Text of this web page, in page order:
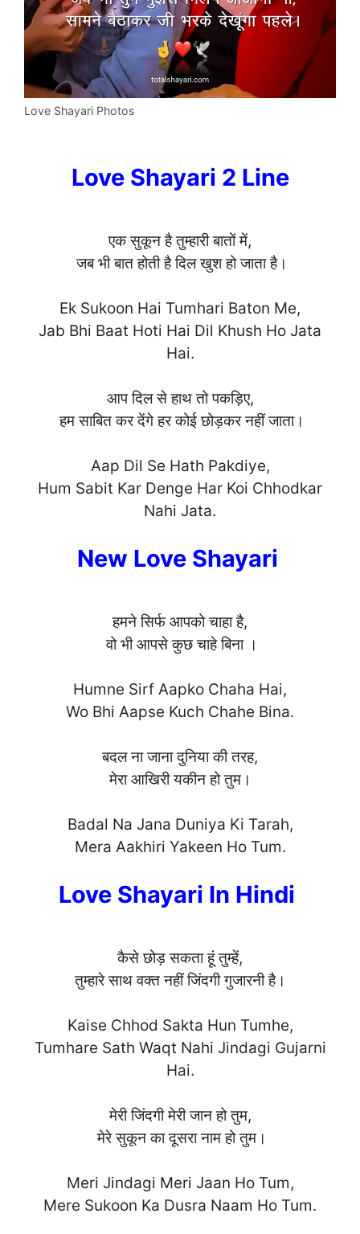
Love Shayari Photos
Love Shayari 2 Line
एक सुकून है तुम्हारी बातों में,
जब भी बात होती है दिल खुश हो जाता है।
Ek Sukoon Hai Tumhari Baton Me,
Jab Bhi Baat Hoti Hai Dil Khush Ho Jata
Hai.
आप दिल से हाथ तो पकड़िए,
हम साबित कर देंगे हर कोई छोड़कर नहीं जाता।
Aap Dil Se Hath Pakdiye,
Hum Sabit Kar Denge Har Koi Chhodkar
Nahi Jata.
New Love Shayari
हमने सिर्फ आपको चाहा है,
वो भी आपसे कुछ चाहे बिना ।
Humne Sirf Aapko Chaha Hai,
Wo Bhi Aapse Kuch Chahe Bina.
बदल ना जाना दुनिया की तरह,
मेरा आखिरी यकीन हो तुम।
Badal Na Jana Duniya Ki Tarah,
Mera Aakhiri Yakeen Ho Tum.
Love Shayari In Hindi
कैसे छोड़ सकता हूं तुम्हें,
तुम्हारे साथ वक्त नहीं जिंदगी गुजारनी है।
Kaise Chhod Sakta Hun Tumhe,
Tumhare Sath Waqt Nahi Jindagi Gujarni
Hai.
मेरी जिंदगी मेरी जान हो तुम,
मेरे सुकून का दूसरा नाम हो तुम।
Meri Jindagi Meri Jaan Ho Tum,
Mere Sukoon Ka Dusra Naam Ho Tum.